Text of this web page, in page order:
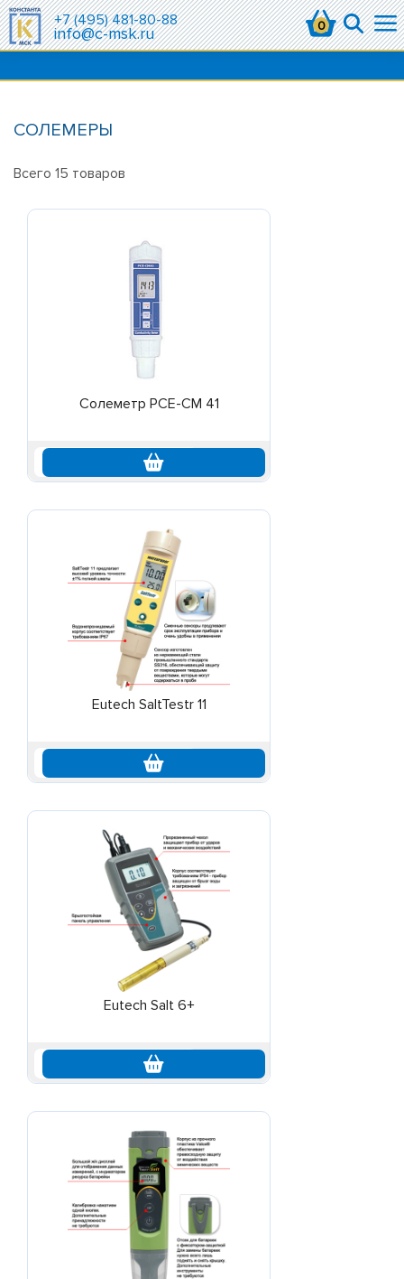
0
+7 (495) 481-80-88
info@c-msk.ru
СОЛЕМЕРЫ
Всего 15 товаров
Солеметр PCE-CM 41
Eutech SaltTestr 11
Eutech Salt 6+